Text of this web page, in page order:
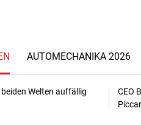
AUTOMECHANIKA 2026
Welten auffällig
CEO